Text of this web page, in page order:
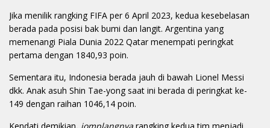
Jika menilik rangking FIFA per 6 April 2023, kedua kesebelasan
berada pada posisi bak bumi dan langit. Argentina yang
memenangi Piala Dunia 2022 Qatar menempati peringkat
pertama dengan 1840,93 poin.
Sementara itu, Indonesia berada jauh di bawah Lionel Messi
dkk. Anak asuh Shin Tae-yong saat ini berada di peringkat ke-
149 dengan raihan 1046,14 poin.